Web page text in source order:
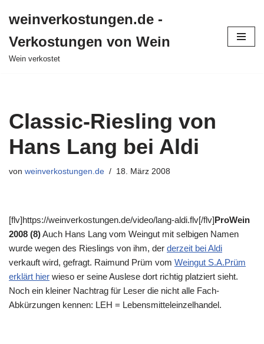
Inhalt
springen
weinverkostungen.de -
Verkostungen von Wein
Wein verkostet
Classic-Riesling von
Hans Lang bei Aldi
von weinverkostungen.de 18. März 2008
[flv]https://weinverkostungen.de/video/lang-aldi.flv[/flv]ProWein
2008 (8)Auch Hans Lang vom Weingut mit selbigen Namen
wurde wegen des Rieslings von ihm, der derzeit bei Aldi
verkauft wird, gefragt. Raimund Prüm vom Weingut S.A.Prüm
erklärt hier wieso er seine Auslese dort richtig platziert sieht.
Noch ein kleiner Nachtrag für Leser die nicht alle Fach-
Abkürzungen kennen: LEH = Lebensmitteleinzelhandel.